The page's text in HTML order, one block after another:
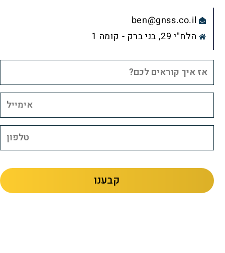
ben@gnss.co.il
הלח"י 29, בני ברק - קומה 1